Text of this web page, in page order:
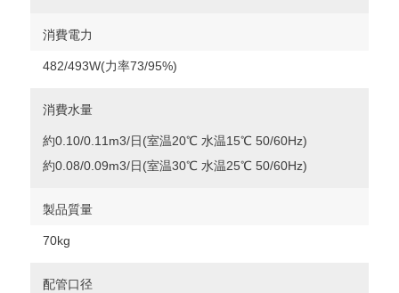
消費電力
482/493W(力率73/95%)
消費水量
約0.10/0.11m3/日(室温20℃ 水温15℃ 50/60Hz)
約0.08/0.09m3/日(室温30℃ 水温25℃ 50/60Hz)
製品質量
70kg
配管口径